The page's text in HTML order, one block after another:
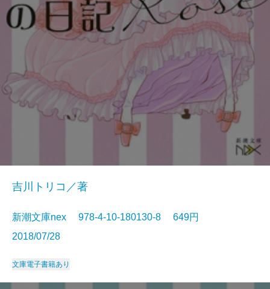
吉川トリコ／著
新潮文庫nex 978-4-10-180130-8 649円
2018/07/28
文庫電子書籍あり